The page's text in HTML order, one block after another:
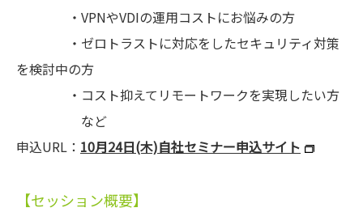
・VPNやVDIの運用コストにお悩みの方
・ゼロトラストに対応をしたセキュリティ対策
を検討中の方
・コスト抑えてリモートワークを実現したい方
など
申込URL： 10月24日(木)自社セミナー申込サイト
【セッション概要】